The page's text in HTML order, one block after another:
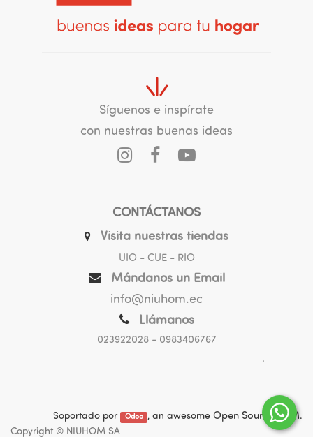
Síguenos e inspírate
con nuestras buenas ideas
CONTÁCTANOS
Visita nuestras tiendas
UIO - CUE - RIO
Mándanos un Email
info@niuhom.ec
Llámanos
023922028- 0983406767
.
Soportado por Odoo , an awesome Open Source CRM.
Copyright © NIUHOM SA